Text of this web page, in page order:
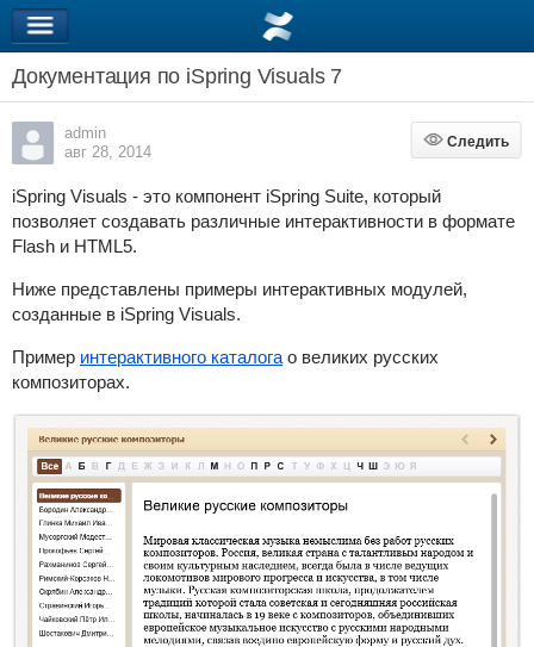
Документация по iSpring Visuals 7
admin
авг 28, 2014
Следить
Следить
iSpring Visuals - это компонент iSpring Suite, который
позволяет создавать различные интерактивности в формате
Flash и HTML5.
Ниже представлены примеры интерактивных модулей,
созданные в iSpring Visuals.
Пример интерактивного каталогао великих русских
композиторах.